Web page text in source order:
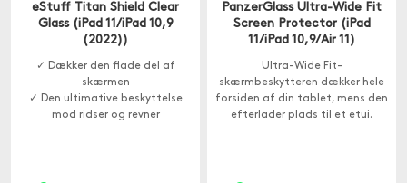
eStuff Titan Shield Clear
Glass (iPad 11/iPad 10,9
(2022))
✓ Dækker den flade del af
skærmen
✓ Den ultimative beskyttelse
mod ridser og revner
PanzerGlass Ultra-Wide Fit
Screen Protector (iPad
11/iPad 10,9/Air 11)
Ultra-Wide Fit-
skærmbeskytteren dækker hele
forsiden af din tablet, mens den
efterlader plads til et etui.